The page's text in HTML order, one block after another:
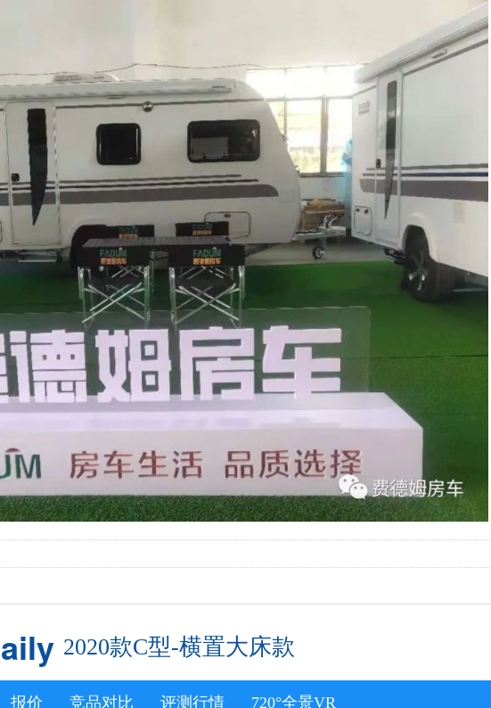
2020款C型-横置大床款
报价 竞品对比 评测行情 720°全景VR